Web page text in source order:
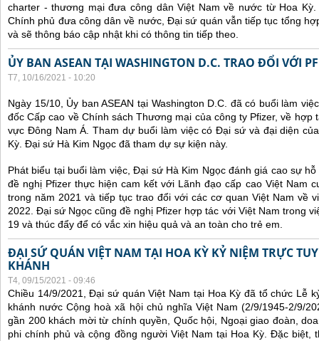
charter - thương mại đưa công dân Việt Nam về nước từ Hoa
Chính phủ đưa công dân về nước, Đại sứ quán vẫn tiếp tục tổng
và sẽ thông báo cập nhật khi có thông tin tiếp theo.
ỦY BAN ASEAN TẠI WASHINGTON D.C. TRAO ĐỔI VỚI
T7, 10/16/2021 - 10:20
Ngày 15/10, Ủy ban ASEAN tại Washington D.C. đã có buổi làm
đốc Cấp cao về Chính sách Thương mại của công ty Pfizer, về hợp
vực Đông Nam Á. Tham dự buổi làm việc có Đại sứ và đại diện
Kỳ. Đại sứ Hà Kim Ngọc đã tham dự sự kiện này.
Phát biểu tại buổi làm việc, Đại sứ Hà Kim Ngọc đánh giá cao sự
đề nghị Pfizer thực hiện cam kết với Lãnh đạo cấp cao Việt Nam
trong năm 2021 và tiếp tục trao đổi với các cơ quan Việt Nam về
2022. Đại sứ Ngọc cũng đề nghị Pfizer hợp tác với Việt Nam trong
19 và thúc đẩy để có vắc xin hiệu quả và an toàn cho trẻ em.
ĐẠI SỨ QUÁN VIỆT NAM TẠI HOA KỲ KỶ NIỆM TRỰC
KHÁNH
T4, 09/15/2021 - 09:46
Chiều 14/9/2021, Đại sứ quán Việt Nam tại Hoa Kỳ đã tổ chức Lễ
khánh nước Cộng hoà xã hội chủ nghĩa Việt Nam (2/9/1945-2/9/
gần 200 khách mời từ chính quyền, Quốc hội, Ngoại giao đoàn,
phi chính phủ và cộng đồng người Việt Nam tại Hoa Kỳ. Đặc biệt,